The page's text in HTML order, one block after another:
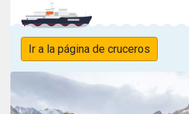
Ir a la página de cruceros